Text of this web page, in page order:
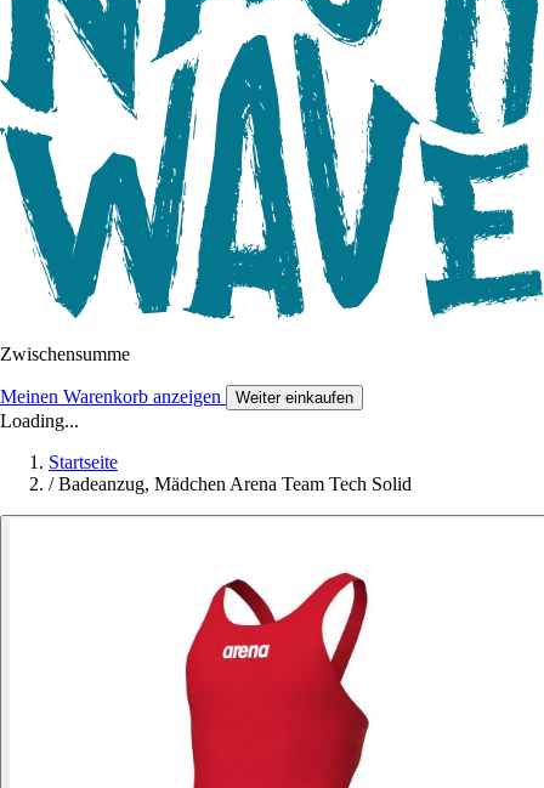
Zwischensumme
Meinen Warenkorb anzeigen Weiter einkaufen
Loading...
Startseite
/ Badeanzug, Mädchen Arena Team Tech Solid